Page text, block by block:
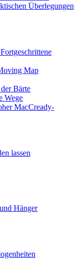
Überlegungen
Map
Bärte
Wege
MacCready-
lassen
Hänger